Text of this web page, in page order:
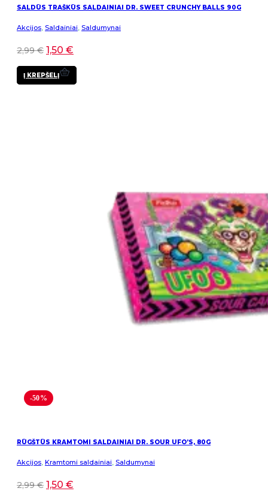
SALDŪS TRAŠKŪS SALDAINIAI DR. SWEET CRUNCHY BALLS 90G
Akcijos, Saldainiai, Saldumynai
2,99€ 1,50 €
Į KREPŠELĮ
-50%
RŪGŠTŪS KRAMTOMI SALDAINIAI DR. SOUR UFO’S, 80G
Akcijos, Kramtomi saldainiai, Saldumynai
2,99€ 1,50 €